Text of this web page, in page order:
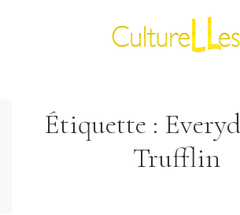
Étiquette :
Trufflin